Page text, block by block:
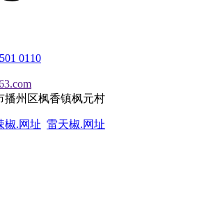
0110
播州区枫香镇枫元村
椒.网址 雷天椒.网址